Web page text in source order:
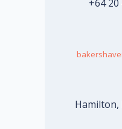
+64 20
Hamilton,